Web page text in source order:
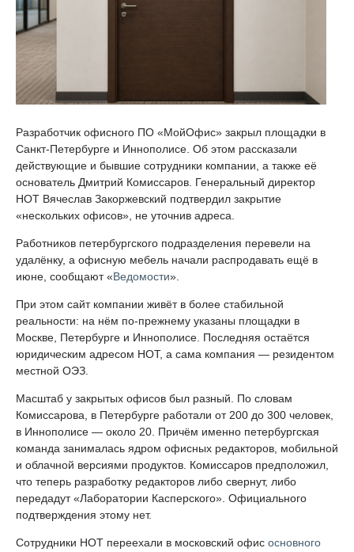
Разработчик офисного ПО «МойОфис» закрыл площадки в
Санкт-Петербурге и Иннополисе. Об этом рассказали
действующие и бывшие сотрудники компании, а также её
основатель Дмитрий Комиссаров. Генеральный директор
НОТ Вячеслав Закоржевский подтвердил закрытие
«нескольких офисов», не уточнив адреса.
Работников петербургского подразделения перевели на
удалёнку, а офисную мебель начали распродавать ещё в
июне, сообщают «Ведомости».
При этом сайт компании живёт в более стабильной
реальности: на нём по-прежнему указаны площадки в
Москве, Петербурге и Иннополисе. Последняя остаётся
юридическим адресом НОТ, а сама компания — резидентом
местной ОЭЗ.
Масштаб у закрытых офисов был разный. По словам
Комиссарова, в Петербурге работали от 200 до 300 человек,
в Иннополисе — около 20. Причём именно петербургская
команда занималась ядром офисных редакторов, мобильной
и облачной версиями продуктов. Комиссаров предположил,
что теперь разработку редакторов либо свернут, либо
передадут «Лаборатории Касперского». Официального
подтверждения этому нет.
Сотрудники НОТ переехали в московский офис основного